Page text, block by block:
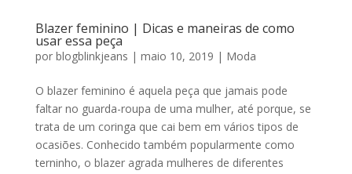
Blazer feminino | Dicas e maneiras de como
usar essa peça
por blogblinkjeans | maio 10, 2019 | Moda
O blazer feminino é aquela peça que jamais pode
faltar no guarda-roupa de uma mulher, até porque, se
trata de um coringa que cai bem em vários tipos de
ocasiões. Conhecido também popularmente como
terninho, o blazer agrada mulheres de diferentes